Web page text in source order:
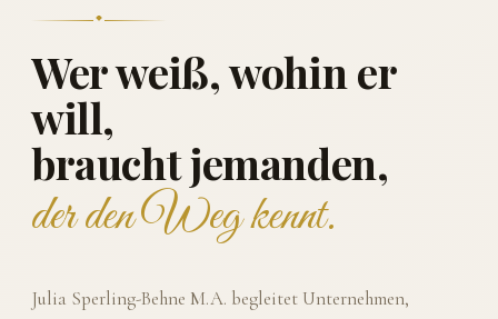
Wer weiß, wohin er
will,
braucht jemanden,
der den Weg kennt.
Julia Sperling-Behne M.A. begleitet Unternehmen,